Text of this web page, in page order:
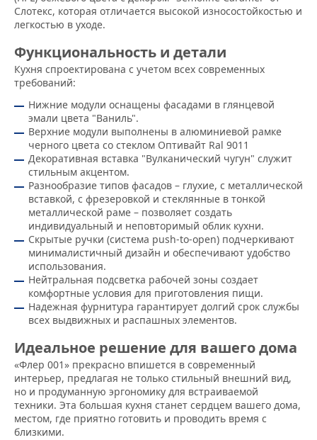
Слотекс, которая отличается высокой износостойкостью и
легкостью в уходе.
Функциональность и детали
Кухня спроектирована с учетом всех современных
требований:
Нижние модули оснащены фасадами в глянцевой
эмали цвета "Ваниль".
Верхние модули выполнены в алюминиевой рамке
черного цвета со стеклом Оптивайт Ral 9011
Декоративная вставка "Вулканический чугун" служит
стильным акцентом.
Разнообразие типов фасадов – глухие, с металлической
вставкой, с фрезеровкой и стеклянные в тонкой
металлической раме – позволяет создать
индивидуальный и неповторимый облик кухни.
Скрытые ручки (система push-to-open) подчеркивают
минималистичный дизайн и обеспечивают удобство
использования.
Нейтральная подсветка рабочей зоны создает
комфортные условия для приготовления пищи.
Надежная фурнитура гарантирует долгий срок службы
всех выдвижных и распашных элементов.
Идеальное решение для вашего дома
«Флер 001» прекрасно впишется в современный
интерьер, предлагая не только стильный внешний вид,
но и продуманную эргономику для встраиваемой
техники. Эта большая кухня станет сердцем вашего дома,
местом, где приятно готовить и проводить время с
близкими.